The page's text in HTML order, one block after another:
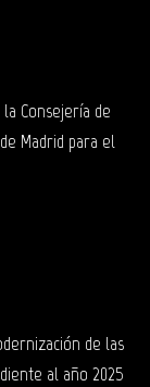
Consejería de
Madrid para el
de las
al año 2025